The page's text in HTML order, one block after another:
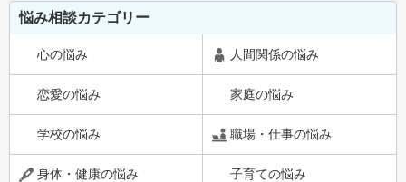
悩み相談カテゴリー
心の悩み 人間関係の悩み
恋愛の悩み 家庭の悩み
学校の悩み 職場・仕事の悩み
身体・健康の悩み 子育ての悩み